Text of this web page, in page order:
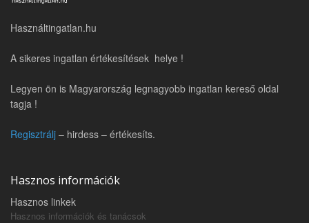
Használtingatlan.hu
A sikeres ingatlan értékesítések helye !
Legyen ön is Magyarország legnagyobb ingatlan kereső oldal
tagja !
Regisztrálj – hirdess – értékesíts.
Hasznos információk
Hasznos linkek
Hasznos információk és tanácsok